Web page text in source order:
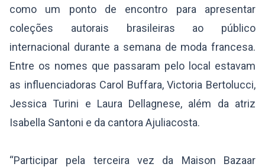
como um ponto de encontro para apresentar
coleções autorais brasileiras ao público
internacional durante a semana de moda francesa.
Entre os nomes que passaram pelo local estavam
as influenciadoras Carol Buffara, Victoria Bertolucci,
Jessica Turini e Laura Dellagnese, além da atriz
Isabella Santoni e da cantora Ajuliacosta.
“Participar pela terceira vez da Maison Bazaar